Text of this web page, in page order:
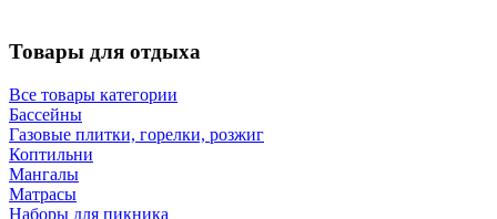
Товары для отдыха
Все товары категории
Бассейны
Газовые плитки, горелки, розжиг
Коптильни
Мангалы
Матрасы
Наборы для пикника